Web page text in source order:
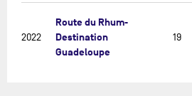
2022
Route du Rhum-
Destination
Guadeloupe
19